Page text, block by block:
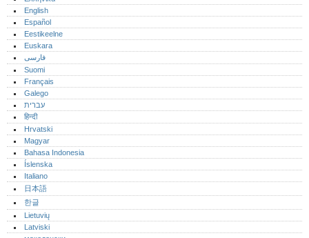
English
Español
Eestikeelne
Euskara
فارسی
Suomi
Français
Galego
עברית
हिन्दी
Hrvatski
Magyar
Bahasa Indonesia
Íslenska
Italiano
日本語
한글
Lietuvių
Latviski